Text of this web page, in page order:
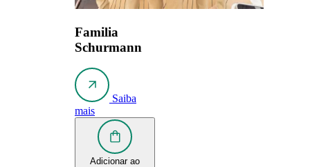
Familia
Schurmann
Saiba
mais
Adicionar ao